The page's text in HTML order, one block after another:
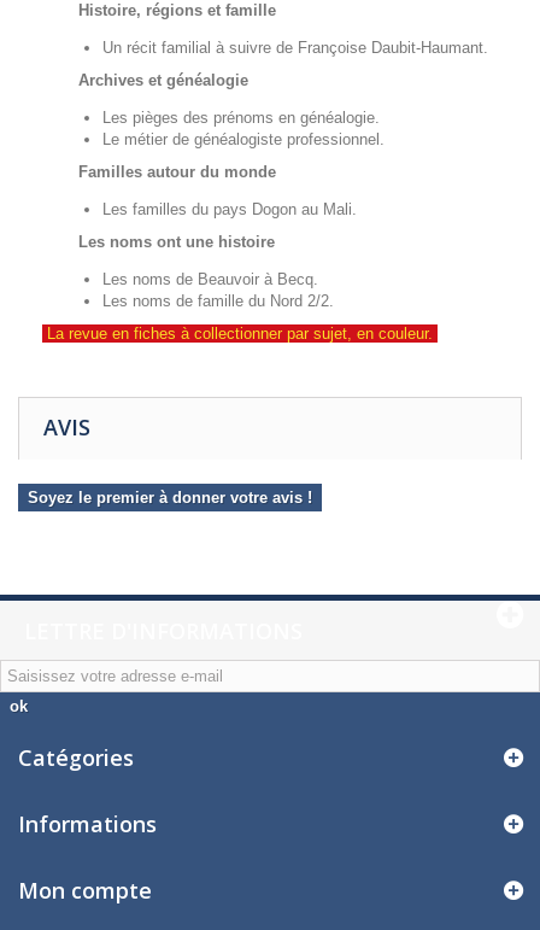
Histoire, régions et famille
Un récit familial à suivre de Françoise Daubit-Haumant.
Archives et généalogie
Les pièges des prénoms en généalogie.
Le métier de généalogiste professionnel.
Familles autour du monde
Les familles du pays Dogon au Mali.
Les noms ont une histoire
Les noms de Beauvoir à Becq.
Les noms de famille du Nord 2/2.
La revue en fiches à collectionner par sujet, en couleur.
AVIS
Soyez le premier à donner votre avis !
ok
Catégories
Informations
Mon compte